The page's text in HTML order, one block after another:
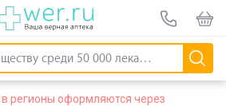
в регионы оформляются через